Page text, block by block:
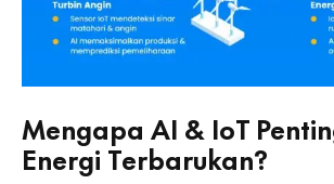
Mengapa AI & IoT
Energi Terbarukan?